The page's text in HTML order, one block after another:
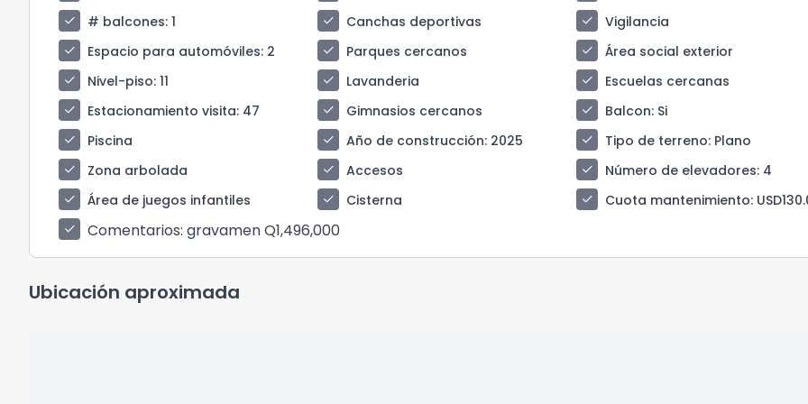
check
# balcones: 1 check Canchas deportivas check
Vigilancia
check
Espacio para automóviles: 2 check Parques cercanos check
Área social exterior
check
Nivel-piso: 11 check Lavanderia check
Escuelas cercanas
check
Estacionamiento visita: 47 check Gimnasios cercanos check Balcon: Si
check
Piscina check Año de construcción: 2025 check Tipo de terreno: Plano
check
Zona arbolada check Accesos check Número de elevadores: 4
check
Área de juegos infantiles check Cisterna check Cuota mantenimiento:
check
Comentarios: gravamen Q1,496,000
Ubicación aproximada